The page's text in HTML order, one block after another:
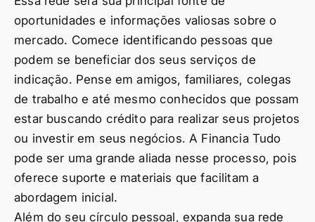
oportunidades e informações valiosas sobre o
mercado. Comece identificando pessoas que
podem se beneficiar dos seus serviços de
indicação. Pense em amigos, familiares, colegas
de trabalho e até mesmo conhecidos que possam
estar buscando crédito para realizar seus projetos
ou investir em seus negócios. A Financia Tudo
pode ser uma grande aliada nesse processo, pois
oferece suporte e materiais que facilitam a
abordagem inicial.
Além do seu círculo pessoal, expanda sua rede